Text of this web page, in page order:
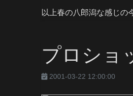
以上春の八郎潟な感じの
プロショ
2001-03-22 12:00:00